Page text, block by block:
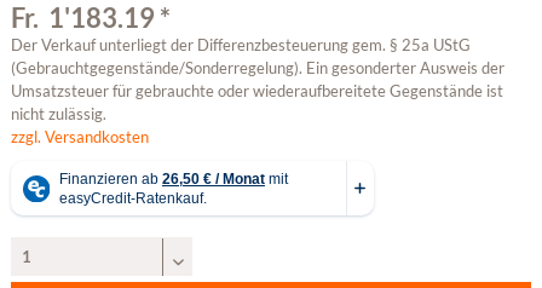
Fr. 1'183.19 *
Der Verkauf unterliegt der Differenzbesteuerung gem. § 25a UStG
(Gebrauchtgegenstände/Sonderregelung). Ein gesonderter Ausweis der
Umsatzsteuer für gebrauchte oder wiederaufbereitete Gegenstände ist
nicht zulässig.
zzgl. Versandkosten